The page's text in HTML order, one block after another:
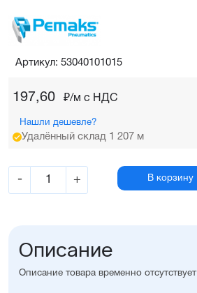
197,60 ₽/м c НДС
Нашли дешевле?
Удалённый склад 1 207 м
- + В корзину
Артикул: 53040101015
Описание
Описание товара временно отсутствует